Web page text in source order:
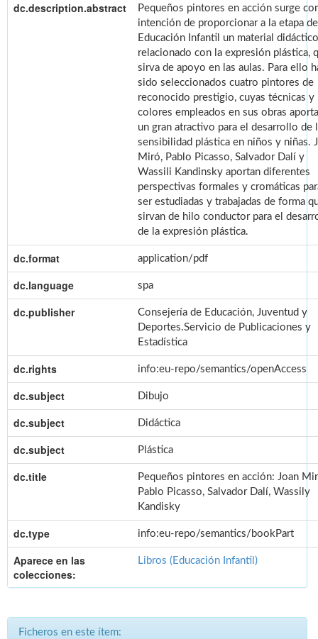
dc.description.abstract
Pequeños pintores en acción surge
intención de proporcionar a la etapa de
Educación Infantil un material
relacionado con la expresión plástica,
sirva de apoyo en las aulas. Para ello
sido seleccionados cuatro pintores de
reconocido prestigio, cuyas técnicas y
colores empleados en sus obras
un gran atractivo para el desarrollo de
sensibilidad plástica en niños y niñas.
Miró, Pablo Picasso, Salvador Dalí y
Wassili Kandinsky aportan diferentes
perspectivas formales y cromáticas
ser estudiadas y trabajadas de forma
sirvan de hilo conductor para el
de la expresión plástica.
dc.format application/pdf
dc.language spa
dc.publisher
Consejería de Educación, Juventud y
Deportes.Servicio de Publicaciones y
Estadística
dc.rights info:eu-repo/semantics/openAccess
dc.subject Dibujo
dc.subject Didáctica
dc.subject Plástica
dc.title
Pequeños pintores en acción: Joan
Pablo Picasso, Salvador Dalí, Wassily
Kandisky
dc.type info:eu-repo/semantics/bookPart
Aparece en las
colecciones:
Libros (Educación Infantil)
Ficheros en este ítem: